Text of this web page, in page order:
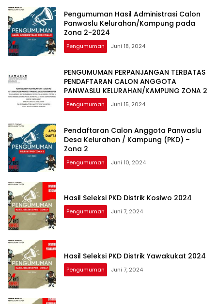
Pengumuman Hasil Administrasi Calon
Panwaslu Kelurahan/Kampung pada
Zona 2-2024
Pengumuman Juni 18, 2024
PENGUMUMAN PERPANJANGAN TERBATAS
PENDAFTARAN CALON ANGGOTA
PANWASLU KELURAHAN/KAMPUNG ZONA 2
Pengumuman Juni 15, 2024
Pendaftaran Calon Anggota Panwaslu
Desa Kelurahan / Kampung (PKD) –
Zona 2
Pengumuman Juni 10, 2024
Hasil Seleksi PKD Distrik Kosiwo 2024
Pengumuman Juni 7, 2024
Hasil Seleksi PKD Distrik Yawakukat 2024
Pengumuman Juni 7, 2024